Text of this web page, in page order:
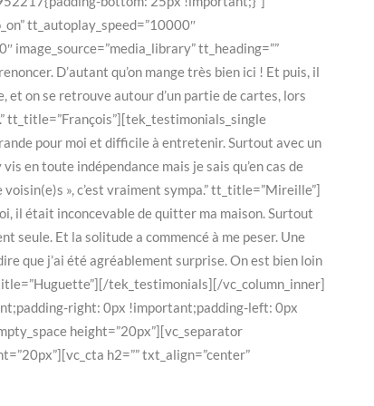
tt_autoplay_speed=”10000″
image_source=”media_library” tt_heading=””
D’autant qu’on mange très bien ici ! Et puis, il
et on se retrouve autour d’un partie de cartes, lors
tt_title=”François”][tek_testimonials_single
pour moi et difficile à entretenir. Surtout avec un
en toute indépendance mais je sais qu’en cas de
», c’est vraiment sympa.” tt_title=”Mireille”]
il était inconcevable de quitter ma maison. Surtout
seule. Et la solitude a commencé à me peser. Une
que j’ai été agréablement surprise. On est bien loin
tek_testimonials][/vc_column_inner]
right: 0px !important;padding-left: 0px
height=”20px”][vc_separator
h2=”” txt_align=”center”
Liens Utiles
Recevoir une Brochure